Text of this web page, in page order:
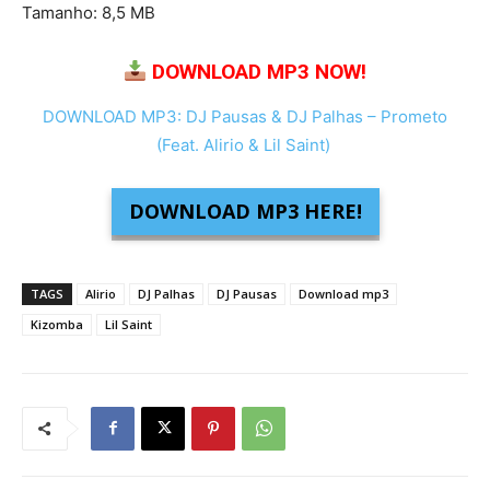
Tamanho: 8,5 MB
DOWNLOAD MP3 NOW!
DOWNLOAD MP3: DJ Pausas & DJ Palhas – Prometo
(Feat. Alirio & Lil Saint)
DOWNLOAD MP3 HERE!
TAGS Alirio DJ Palhas DJ Pausas
Download mp3
Kizomba
Lil Saint